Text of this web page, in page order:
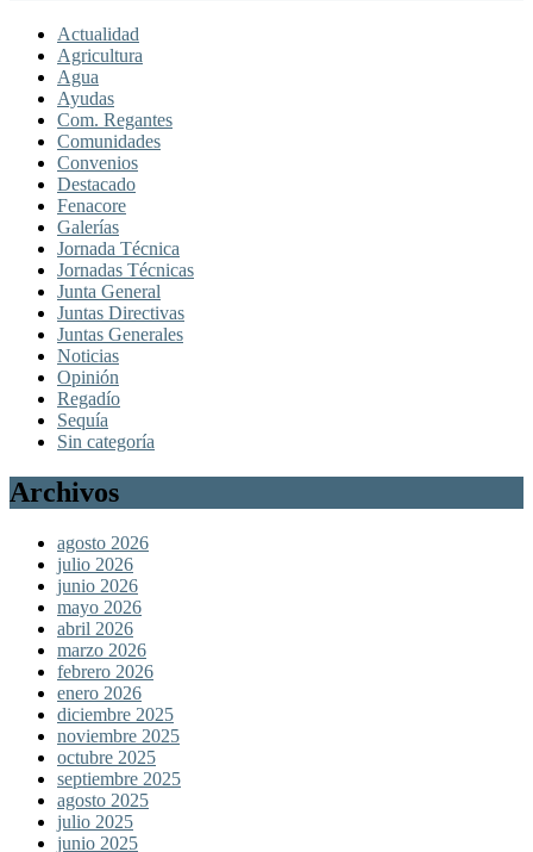
Actualidad
Agricultura
Agua
Ayudas
Com. Regantes
Comunidades
Convenios
Destacado
Fenacore
Galerías
Jornada Técnica
Jornadas Técnicas
Junta General
Juntas Directivas
Juntas Generales
Noticias
Opinión
Regadío
Sequía
Sin categoría
Archivos
agosto 2026
julio 2026
junio 2026
mayo 2026
abril 2026
marzo 2026
febrero 2026
enero 2026
diciembre 2025
noviembre 2025
octubre 2025
septiembre 2025
agosto 2025
julio 2025
junio 2025